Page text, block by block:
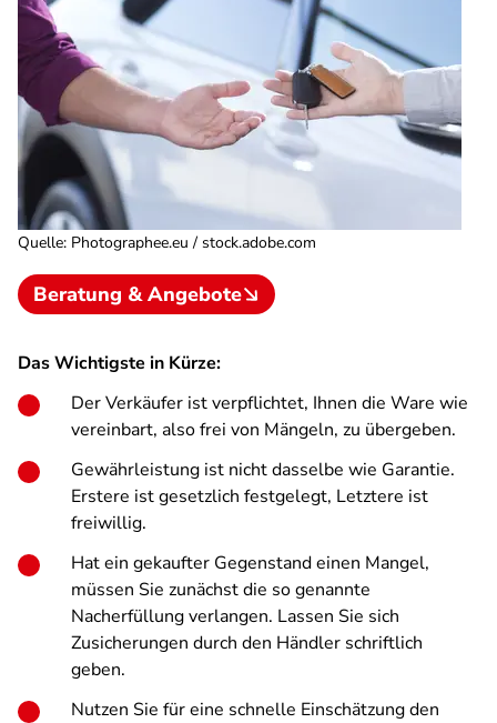
Quelle: Photographee.eu / stock.adobe.com
Beratung & Angebote
Das Wichtigste in Kürze:
Der Verkäufer ist verpflichtet, Ihnen die Ware wie
vereinbart, also frei von Mängeln, zu übergeben.
Gewährleistung ist nicht dasselbe wie Garantie.
Erstere ist gesetzlich festgelegt, Letztere ist
freiwillig.
Hat ein gekaufter Gegenstand einen Mangel,
müssen Sie zunächst die so genannte
Nacherfüllung verlangen. Lassen Sie sich
Zusicherungen durch den Händler schriftlich
geben.
Nutzen Sie für eine schnelle Einschätzung den